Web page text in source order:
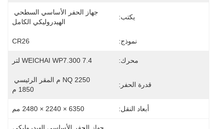
يكتب:
الهيدروليكي الكامل
نموذج: CR26
محرك: WEICHAI WP7.300 7.4 لتر
قدرة الحفر:
1850 م
أبعاد النقل: 6350 × 2240 × 2480 مم